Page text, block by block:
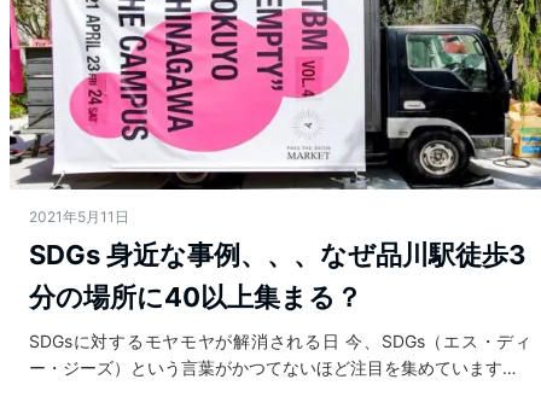
2021年5月11日
SDGs 身近な事例、、、なぜ品川駅徒歩3
分の場所に40以上集まる？
SDGsに対するモヤモヤが解消される日 今、SDGs（エス・ディ
ー・ジーズ）という言葉がかつてないほど注目を集めています…